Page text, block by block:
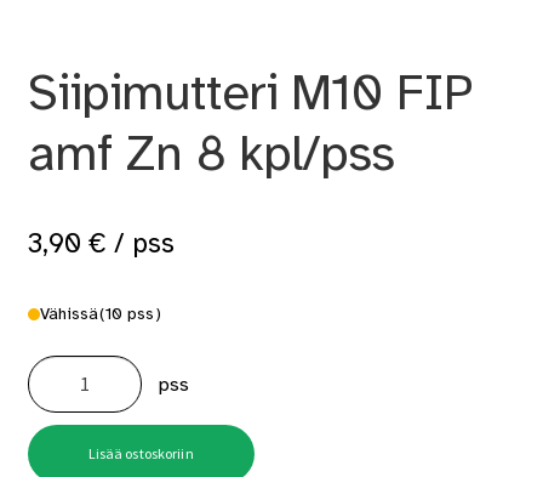
Siipimutteri M10 FIP
amf Zn 8 kpl/pss
3,90 € / pss
Vähissä(10 pss)
Siipimutteri
M10
FIP
amf
Zn
8
kpl/pss
määrä
pss
Lisää ostoskoriin